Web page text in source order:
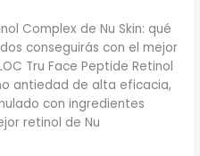
Complex de Nu Skin: qué
conseguirás con el mejor
Tru Face Peptide Retinol
antiedad de alta eficacia,
con ingredientes
retinol de Nu